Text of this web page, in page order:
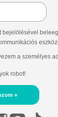
bejelölésével
a személyes
robot!
»